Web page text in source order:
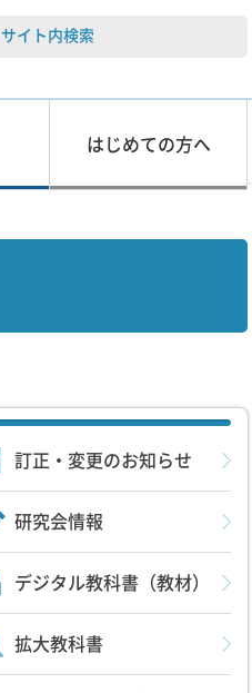
サイト内検索
はじめての方へ
訂正・変更のお知らせ
研究会情報
デジタル教科書（教材）
拡大教科書